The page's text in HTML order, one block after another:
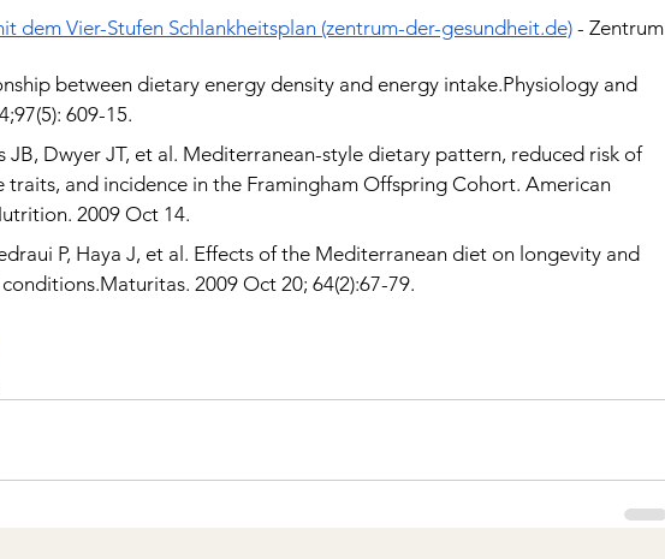
dem Vier-Stufen Schlankheitsplan (zentrum-der-gesundheit.de) - Zentrum
between dietary energy density and energy intake.Physiology and
609-15.
JB, Dwyer JT, et al. Mediterranean-style dietary pattern, reduced risk of
traits, and incidence in the Framingham Offspring Cohort. American
2009 Oct 14.
P, Haya J, et al. Effects of the Mediterranean diet on longevity and
2009 Oct 20; 64(2):67-79.